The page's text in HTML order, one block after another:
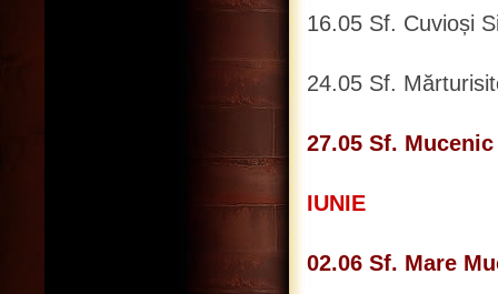
16.05 Sf. Cuvioși
24.05 Sf.
27.05 Sf.
IUNIE
02.06 Sf. Mare